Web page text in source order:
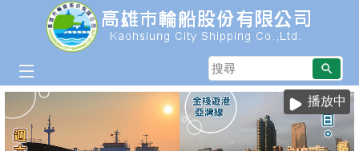
跳到主要內容區塊
搜
尋
播放中